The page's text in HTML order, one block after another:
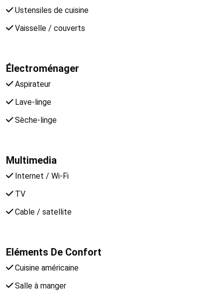
Ustensiles de cuisine
Vaisselle / couverts
Électroménager
Aspirateur
Lave-linge
Sèche-linge
Multimedia
Internet / Wi-Fi
TV
Cable / satellite
Eléments De Confort
Cuisine américaine
Salle à manger